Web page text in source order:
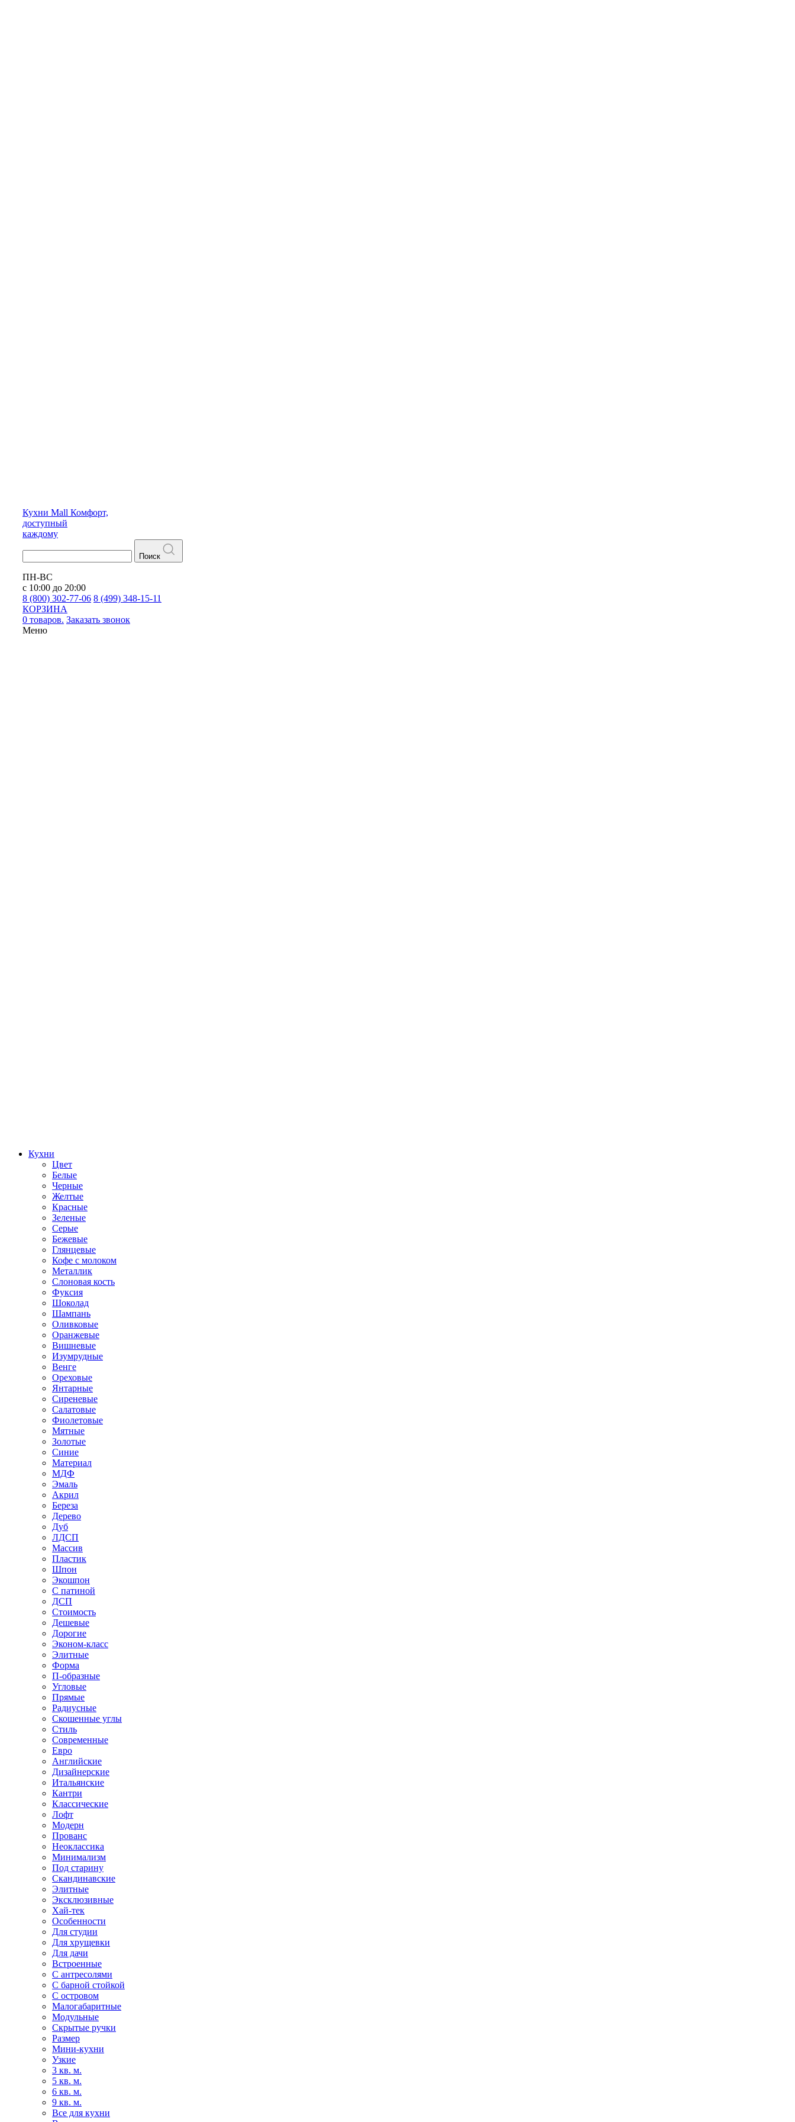
Кухни Mall Комфорт,
доступный
каждому
Поиск
ПН-ВС
с 10:00 до 20:00
8 (800) 302-77-06 8 (499) 348-15-11
КОРЗИНА
0 товаров. Заказать звонок
Меню
Кухни
Цвет
Белые
Черные
Желтые
Красные
Зеленые
Серые
Бежевые
Глянцевые
Кофе с молоком
Металлик
Слоновая кость
Фуксия
Шоколад
Шампань
Оливковые
Оранжевые
Вишневые
Изумрудные
Венге
Ореховые
Янтарные
Сиреневые
Салатовые
Фиолетовые
Мятные
Золотые
Синие
Материал
МДФ
Эмаль
Акрил
Береза
Дерево
Дуб
ЛДСП
Массив
Пластик
Шпон
Экошпон
С патиной
ДСП
Стоимость
Дешевые
Дорогие
Эконом-класс
Элитные
Форма
П-образные
Угловые
Прямые
Радиусные
Скошенные углы
Стиль
Современные
Евро
Английские
Дизайнерские
Итальянские
Кантри
Классические
Лофт
Модерн
Прованс
Неоклассика
Минимализм
Под старину
Скандинавские
Элитные
Эксклюзивные
Хай-тек
Особенности
Для студии
Для хрущевки
Для дачи
Встроенные
С антресолями
С барной стойкой
С островом
Малогабаритные
Модульные
Скрытые ручки
Размер
Мини-кухни
Узкие
3 кв. м.
5 кв. м.
6 кв. м.
9 кв. м.
Все для кухни